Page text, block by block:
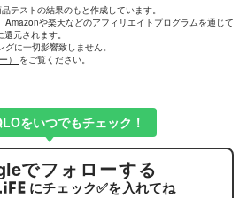
テストの結果のもと作成しています。
Amazonや楽天などのアフィリエイトプログラムを通じて
元されます。
に一切影響致しません。
） をご覧ください。
をいつでもチェック！
でフォローする
にチェック✅を入れてね